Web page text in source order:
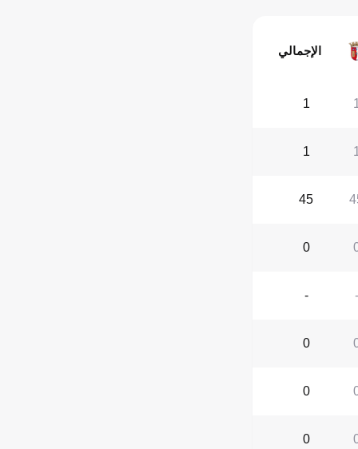
الإجمالي
1
1
1
1
45
0
-
-
0
0
0